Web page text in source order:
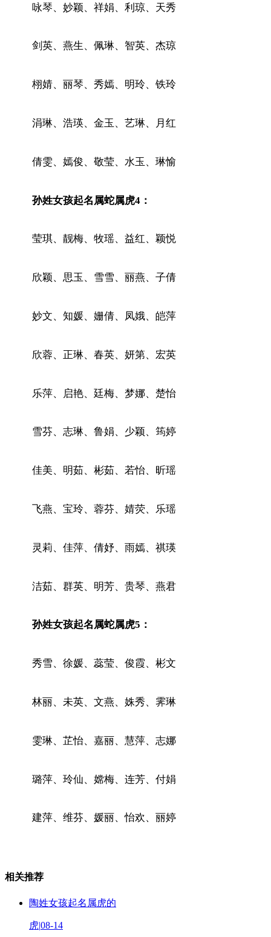
咏琴、妙颖、祥娟、利琼、天秀
剑英、燕生、佩琳、智英、杰琼
栩婧、丽琴、秀嫣、明玲、铁玲
涓琳、浩瑛、金玉、艺琳、月红
倩雯、嫣俊、敬莹、水玉、琳愉
孙姓女孩起名属蛇属虎4：
莹琪、靓梅、牧瑶、益红、颖悦
欣颖、思玉、雪雪、丽燕、子倩
妙文、知媛、姗倩、凤娥、皑萍
欣蓉、正琳、春英、妍第、宏英
乐萍、启艳、廷梅、梦娜、楚怡
雪芬、志琳、鲁娟、少颖、筠婷
佳美、明茹、彬茹、若怡、昕瑶
飞燕、宝玲、蓉芬、婧荧、乐瑶
灵莉、佳萍、倩妤、雨嫣、祺瑛
洁茹、群英、明芳、贵琴、燕君
孙姓女孩起名属蛇属虎5：
秀雪、徐媛、蕊莹、俊霞、彬文
林丽、未英、文燕、姝秀、霁琳
雯琳、芷怡、嘉丽、慧萍、志娜
璐萍、玲仙、嫦梅、连芳、付娟
建萍、维芬、媛丽、怡欢、丽婷
相关推荐
陶姓女孩起名属虎的
虎|08-14